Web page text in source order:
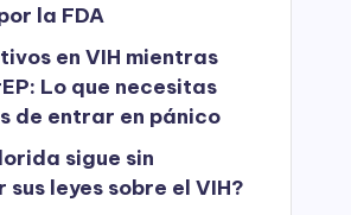
la FDA
en VIH mientras
Lo que necesitas
de entrar en pánico
sigue sin
leyes sobre el VIH?